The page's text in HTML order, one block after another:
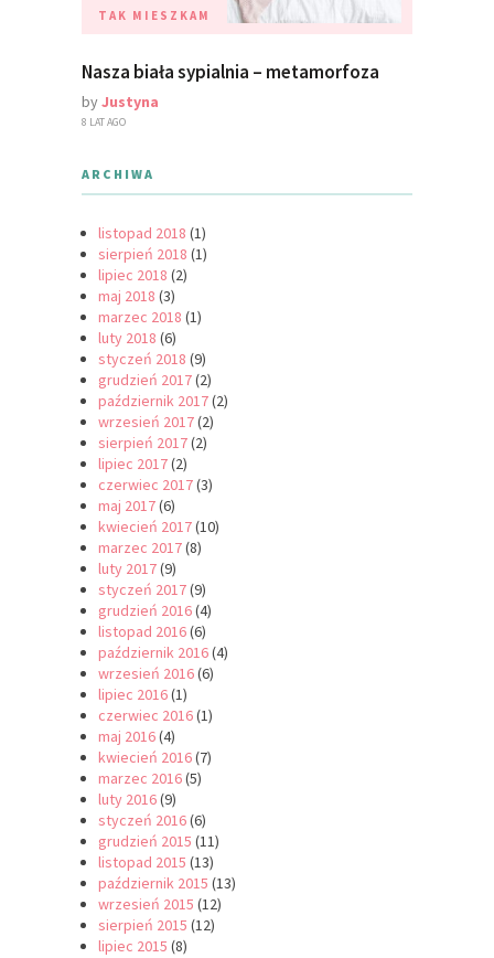
TAK MIESZKAM
Nasza biała sypialnia – metamorfoza
byJustyna
8 LAT AGO
ARCHIWA
listopad 2018 (1)
sierpień 2018 (1)
lipiec 2018 (2)
maj 2018 (3)
marzec 2018 (1)
luty 2018 (6)
styczeń 2018 (9)
grudzień 2017(2)
październik 2017(2)
wrzesień 2017(2)
sierpień 2017(2)
lipiec 2017(2)
czerwiec 2017(3)
maj 2017(6)
kwiecień 2017(10)
marzec 2017(8)
luty 2017(9)
styczeń 2017(9)
grudzień 2016(4)
listopad 2016(6)
październik 2016(4)
wrzesień 2016(6)
lipiec 2016(1)
czerwiec 2016(1)
maj 2016(4)
kwiecień 2016(7)
marzec 2016(5)
luty 2016(9)
styczeń 2016(6)
grudzień 2015 (11)
listopad 2015 (13)
październik 2015 (13)
wrzesień 2015 (12)
sierpień 2015 (12)
lipiec 2015 (8)